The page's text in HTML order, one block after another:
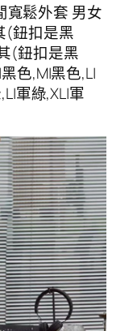
寬鬆外套 男女
(鈕扣是黑
(鈕扣是黑
色,M|黑色,L|
軍綠,XL|軍